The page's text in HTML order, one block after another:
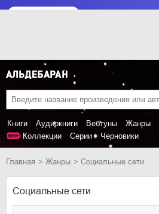
Книги Аудиокниги Вебтуны Жанры
Коллекции
Серии Черновики
Главная Жанры Социальные сети
Социальные сети